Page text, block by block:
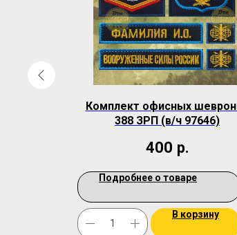
Комплект офисных
388 ЗРП (в/ч 97646)
400 р.
Подробнее о товаре
В корзину